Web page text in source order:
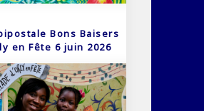
Bons Baisers
en Fête 6 juin 2026